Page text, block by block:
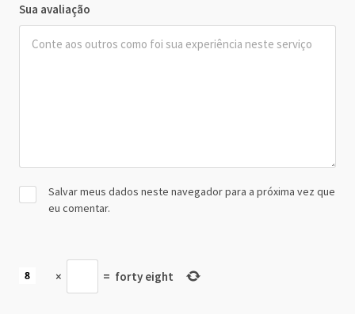
Sua avaliação
Salvar meus dados neste navegador para a próxima vez que
eu comentar.
× = forty eight